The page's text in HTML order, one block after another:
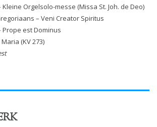
Kleine Orgelsolo-messe (Missa St. Joh. de Deo)
– Veni Creator Spiritus
Prope est Dominus
(KV 273)